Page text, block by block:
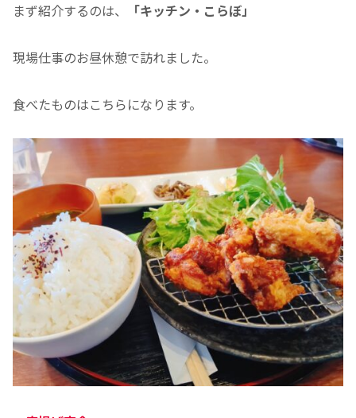
まず紹介するのは、 「キッチン・こらぼ」
現場仕事のお昼休憩で訪れました。
食べたものはこちらになります。